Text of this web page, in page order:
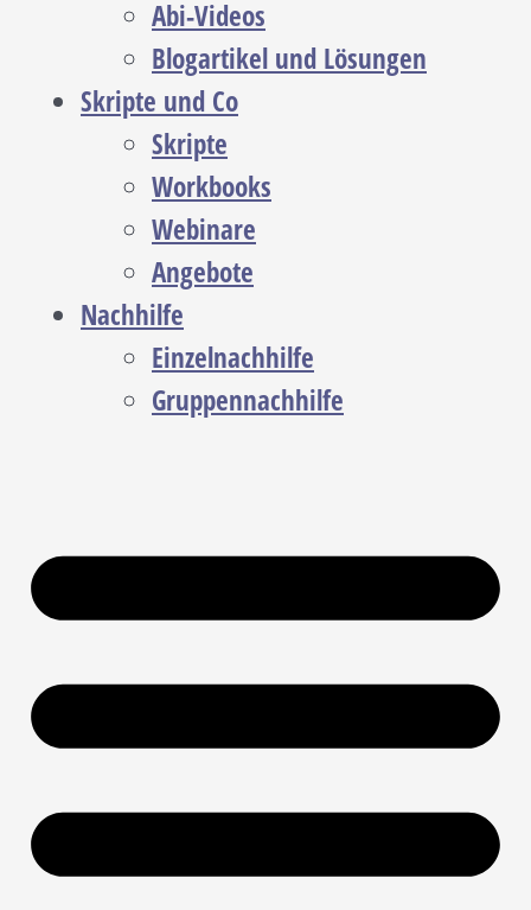
Abi-Videos
Blogartikel und Lösungen
Skripte und Co
Skripte
Workbooks
Webinare
Angebote
Nachhilfe
Einzelnachhilfe
Gruppennachhilfe